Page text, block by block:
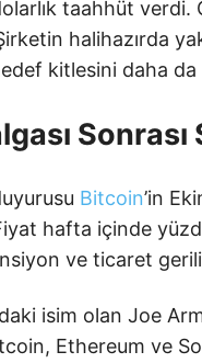
taahhüt
halihazırda
kitlesini daha
Bitcoin’in
hafta içinde
ve ticaret
isim olan Joe
Ethereum ve